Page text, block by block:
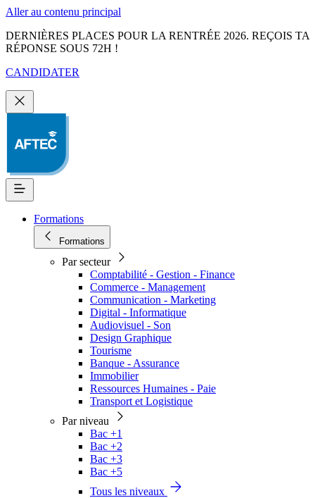
Aller au contenu principal
DERNIÈRES PLACES POUR LA RENTRÉE 2026. REÇOIS TA
RÉPONSE SOUS 72H !
CANDIDATER
Formations
Formations
Par secteur
Comptabilité - Gestion - Finance
Commerce - Management
Communication - Marketing
Digital - Informatique
Audiovisuel - Son
Design Graphique
Tourisme
Banque - Assurance
Immobilier
Ressources Humaines - Paie
Transport et Logistique
Par niveau
Bac +1
Bac +2
Bac +3
Bac +5
Tous les niveaux